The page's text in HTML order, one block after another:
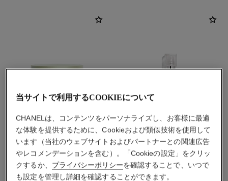
チャンス オー フレッシュ
ボディ クリーム ne
参照番号136849
¥ 14,520*
チャンス オー フレッシュ
ヘア ミスト
参照番号136990
¥ 8,910
当サイトで利用するCOOKIEについて
CHANELは、コンテンツをパーソナライズし、お客様に最適
な体験を提供するために、Cookieおよび類似技術を使用して
います（当社のウェブサイトおよびパートナーとの関連広告
やレコメンデーションを含む）。「Cookieの設定」をクリッ
クするか、 プライバシーポリシーを確認することで、いつで
も設定を管理し詳細を確認することができます。